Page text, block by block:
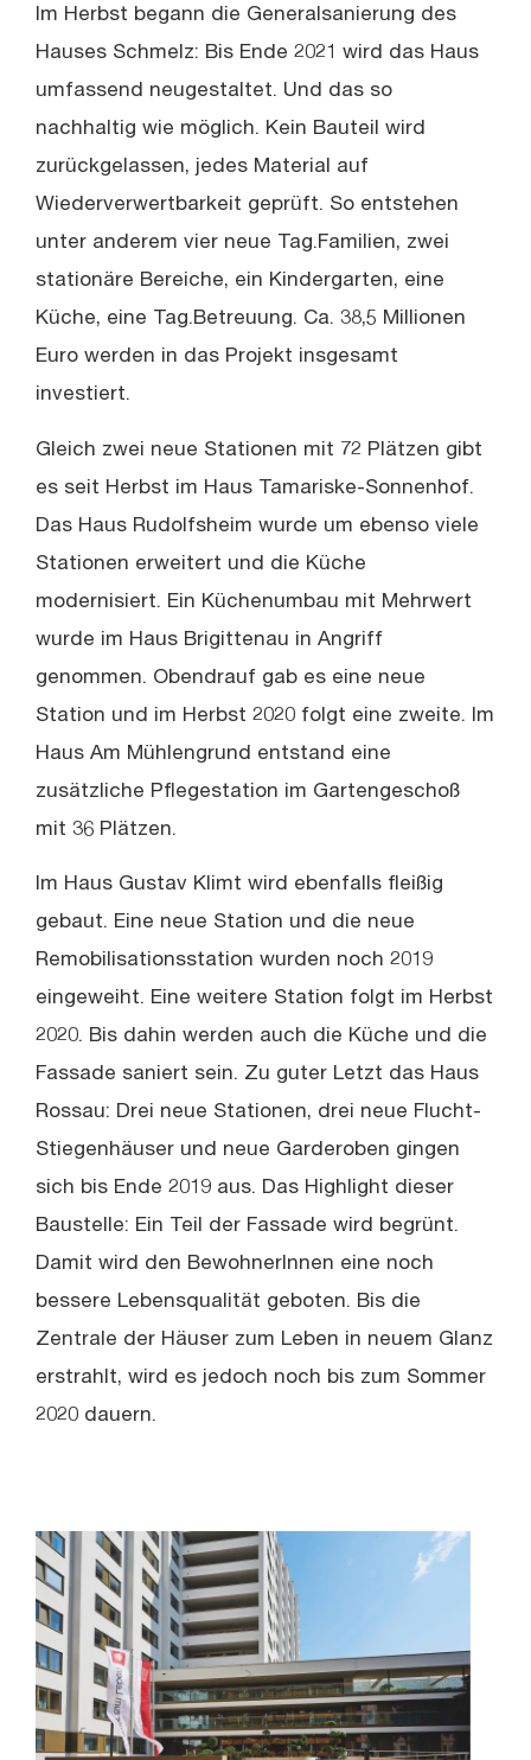
Im Herbst begann die Generalsanierung des
Hauses Schmelz: Bis Ende 2021 wird das Haus
umfassend neugestaltet. Und das so
nachhaltig wie möglich. Kein Bauteil wird
zurückgelassen, jedes Material auf
Wiederverwertbarkeit geprüft. So entstehen
unter anderem vier neue Tag.Familien, zwei
stationäre Bereiche, ein Kindergarten, eine
Küche, eine Tag.Betreuung. Ca. 38,5 Millionen
Euro werden in das Projekt insgesamt
investiert.
Gleich zwei neue Stationen mit 72 Plätzen gibt
es seit Herbst im Haus Tamariske-Sonnenhof.
Das Haus Rudolfsheim wurde um ebenso viele
Stationen erweitert und die Küche
modernisiert. Ein Küchenumbau mit Mehrwert
wurde im Haus Brigittenau in Angriff
genommen. Obendrauf gab es eine neue
Station und im Herbst 2020 folgt eine zweite. Im
Haus Am Mühlengrund entstand eine
zusätzliche Pflegestation im Gartengeschoß
mit 36 Plätzen.
Im Haus Gustav Klimt wird ebenfalls fleißig
gebaut. Eine neue Station und die neue
Remobilisationsstation wurden noch 2019
eingeweiht. Eine weitere Station folgt im Herbst
2020. Bis dahin werden auch die Küche und die
Fassade saniert sein. Zu guter Letzt das Haus
Rossau: Drei neue Stationen, drei neue Flucht-
Stiegenhäuser und neue Garderoben gingen
sich bis Ende 2019 aus. Das Highlight dieser
Baustelle: Ein Teil der Fassade wird begrünt.
Damit wird den BewohnerInnen eine noch
bessere Lebensqualität geboten. Bis die
Zentrale der Häuser zum Leben in neuem Glanz
erstrahlt, wird es jedoch noch bis zum Sommer
2020 dauern.